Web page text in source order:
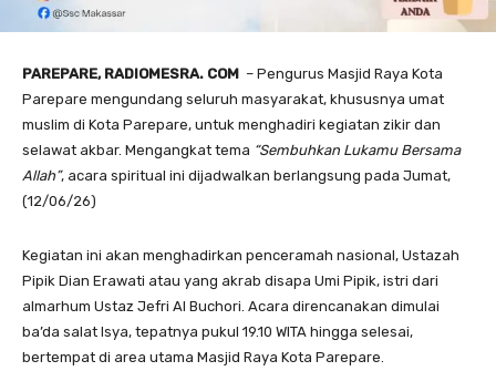
PAREPARE, RADIOMESRA. COM – Pengurus Masjid Raya Kota
Parepare mengundang seluruh masyarakat, khususnya umat
muslim di Kota Parepare, untuk menghadiri kegiatan zikir dan
selawat akbar. Mengangkat tema “Sembuhkan Lukamu Bersama
Allah”, acara spiritual ini dijadwalkan berlangsung pada Jumat,
(12/06/26)
Kegiatan ini akan menghadirkan penceramah nasional, Ustazah
Pipik Dian Erawati atau yang akrab disapa Umi Pipik, istri dari
almarhum Ustaz Jefri Al Buchori. Acara direncanakan dimulai
ba’da salat Isya, tepatnya pukul 19.10 WITA hingga selesai,
bertempat di area utama Masjid Raya Kota Parepare.